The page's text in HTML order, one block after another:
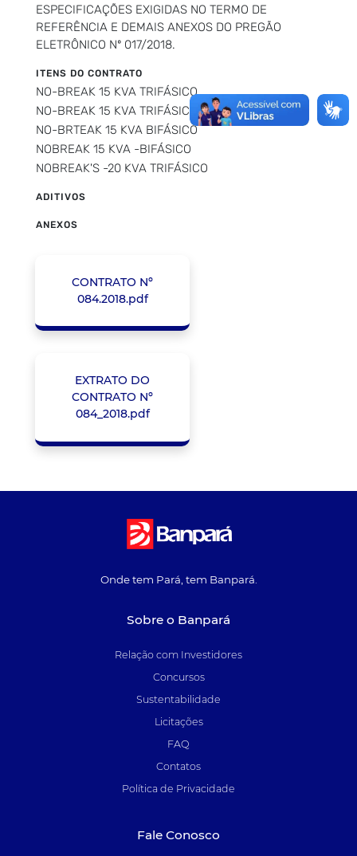
ESPECIFICAÇÕES EXIGIDAS NO TERMO DE
REFERÊNCIA E DEMAIS ANEXOS DO PREGÃO
ELETRÔNICO Nº 017/2018.
ITENS DO CONTRATO
NO-BREAK 15 KVA TRIFÁSICO
NO-BREAK 15 KVA TRIFÁSICO - reserva
NO-BRTEAK 15 KVA BIFÁSICO
NOBREAK 15 KVA -BIFÁSICO
NOBREAK'S -20 KVA TRIFÁSICO
ADITIVOS
ANEXOS
CONTRATO Nº
084.2018.pdf
EXTRATO DO
CONTRATO Nº
084_2018.pdf
Onde tem Pará, tem Banpará.
Sobre o Banpará
Relação com Investidores
Concursos
Sustentabilidade
Licitações
FAQ
Contatos
Política de Privacidade
Fale Conosco